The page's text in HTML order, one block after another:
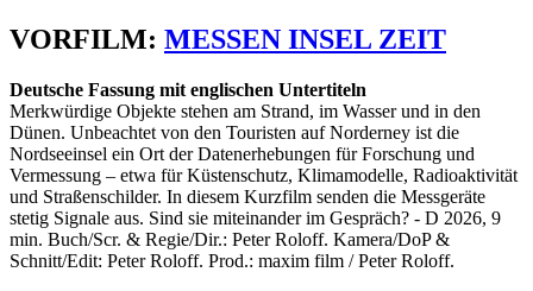
VORFILM: MESSEN INSEL ZEIT
Deutsche Fassung mit englischen Untertiteln
Merkwürdige Objekte stehen am Strand, im Wasser und in den
Dünen. Unbeachtet von den Touristen auf Norderney ist die
Nordseeinsel ein Ort der Datenerhebungen für Forschung und
Vermessung – etwa für Küstenschutz, Klimamodelle, Radioaktivität
und Straßenschilder. In diesem Kurzfilm senden die Messgeräte
stetig Signale aus. Sind sie miteinander im Gespräch? - D 2026, 9
min. Buch/Scr. & Regie/Dir.: Peter Roloff. Kamera/DoP &
Schnitt/Edit: Peter Roloff. Prod.: maxim film / Peter Roloff.